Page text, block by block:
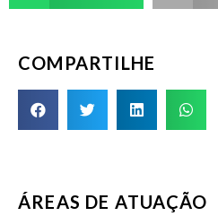
COMPARTILHE
ÁREAS DE ATUAÇÃO